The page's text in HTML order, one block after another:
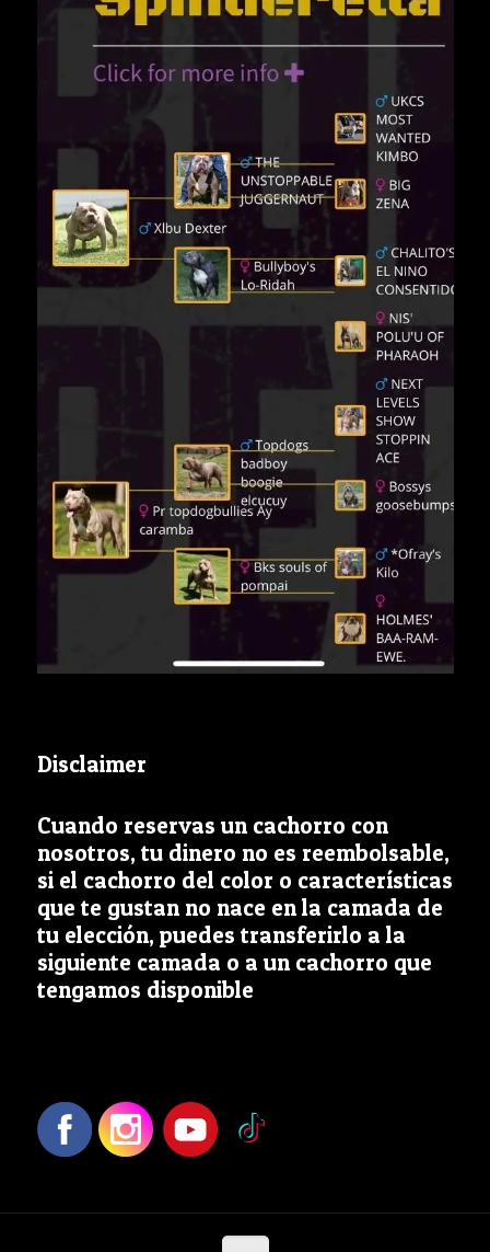
Disclaimer
Cuando reservas un cachorro con
nosotros, tu dinero no es reembolsable,
si el cachorro del color o características
que te gustan no nace en la camada de
tu elección, puedes transferirlo a la
siguiente camada o a un cachorro que
tengamos disponible